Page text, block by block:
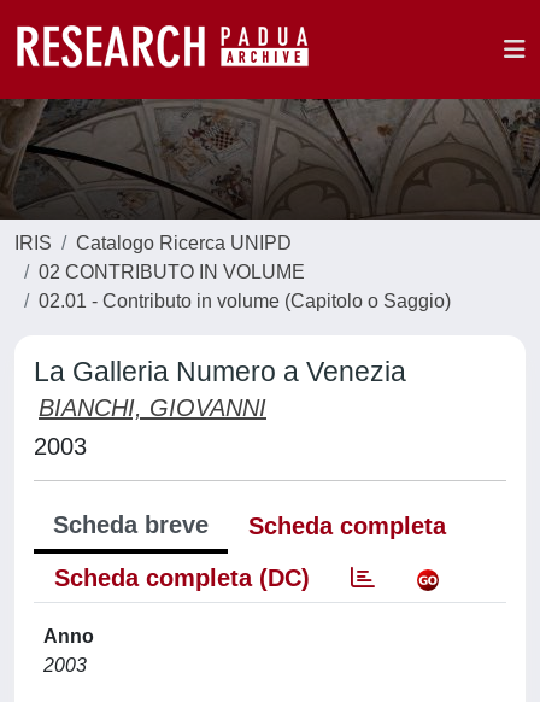
IRIS
Catalogo Ricerca UNIPD
02 CONTRIBUTO IN VOLUME
02.01 - Contributo in volume (Capitolo o Saggio)
La Galleria Numero a Venezia
BIANCHI, GIOVANNI
2003
Scheda breve
Scheda completa
Scheda completa (DC)
Anno
2003